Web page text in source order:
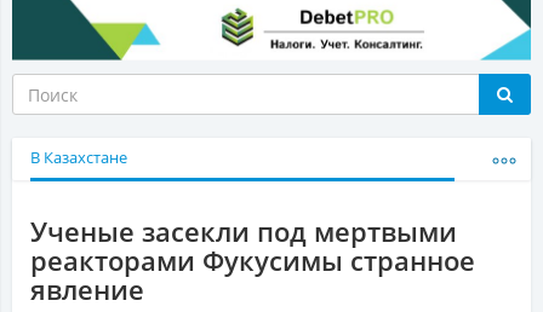
В Казахстане
Ученые засекли под мертвыми
реакторами Фукусимы странное
явление